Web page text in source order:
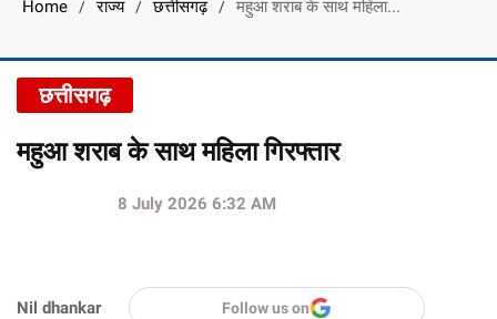
Home / राज्य / छत्तीसगढ़ / महुआ शराब के साथ महिला...
छत्तीसगढ़
महुआ शराब के साथ महिला गिरफ्तार
Nil dhankar
8 July 2026 6:32 AM
Follow us on